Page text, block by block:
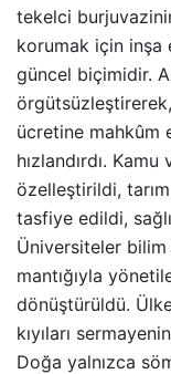
tekelci
korumak için inşa
güncel biçimidir.
ücretine mahkûm
hızlandırdı.
özelleştirildi,
tasfiye edildi,
Üniversiteler bilim
mantığıyla
dönüştürüldü.
kıyıları
Doğa yalnızca